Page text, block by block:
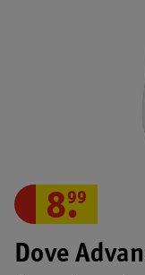
Dove
8.
99